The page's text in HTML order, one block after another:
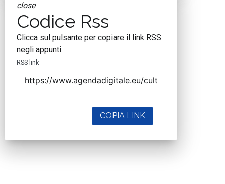
close
Codice Rss
Clicca sul pulsante per copiare il link RSS
negli appunti.
RSS link
COPIA LINK